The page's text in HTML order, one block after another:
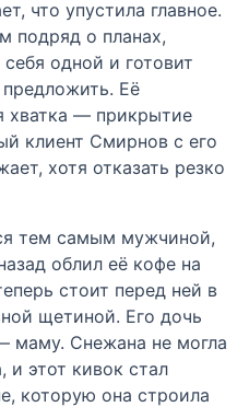
что упустила главное.
подряд о планах,
одной и готовит
Её
хватка — прикрытие
клиент Смирнов с его
хотя отказать резко
тем самым мужчиной,
облил её кофе на
стоит перед ней в
щетиной. Его дочь
маму. Снежана не могла
и этот кивок стал
которую она строила